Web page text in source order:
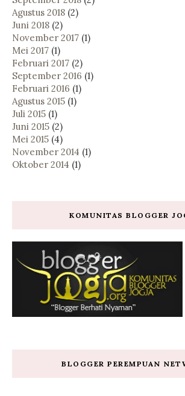
Agustus 2018 (2)
Juni 2018 (2)
November 2017 (1)
Mei 2017 (1)
Februari 2017 (2)
September 2016 (1)
Februari 2016 (1)
Agustus 2015 (1)
Juli 2015 (1)
Juni 2015 (2)
Mei 2015 (4)
November 2014 (1)
Oktober 2014 (1)
KOMUNITAS BLOGGER
BLOGGER PEREMPUAN